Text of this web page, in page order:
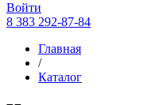
Войти
8 383 292-87-84
Главная
/
Каталог